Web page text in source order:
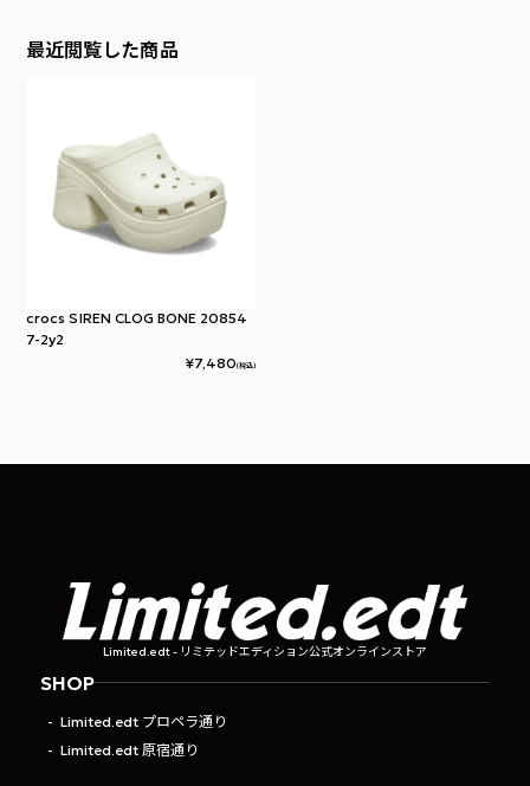
最近閲覧した商品
crocs SIREN CLOG BONE 20854
7-2y2
¥7,480(税込)
Limited.edt - リミテッドエディション公式オンラインストア
SHOP
Limited.edt プロペラ通り
Limited.edt 原宿通り